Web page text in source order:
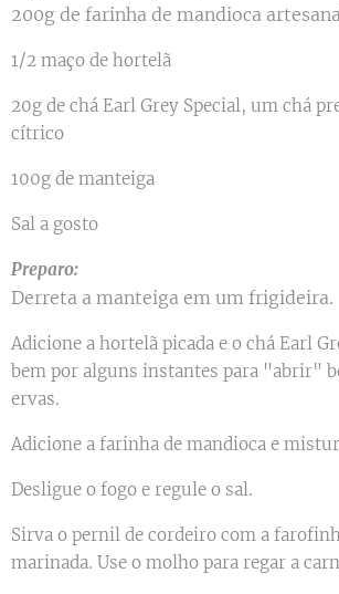
200g de farinha de mandioca
1/2 maço de hortelã
20g de chá Earl Grey Special, um chá
cítrico
100g de manteiga
Sal a gosto
Preparo:
Derreta a manteiga em um frigideira.
Adicione a hortelã picada e o chá Earl
bem por alguns instantes para "abrir"
ervas.
Adicione a farinha de mandioca e
Desligue o fogo e regule o sal.
Sirva o pernil de cordeiro com a
marinada. Use o molho para regar a